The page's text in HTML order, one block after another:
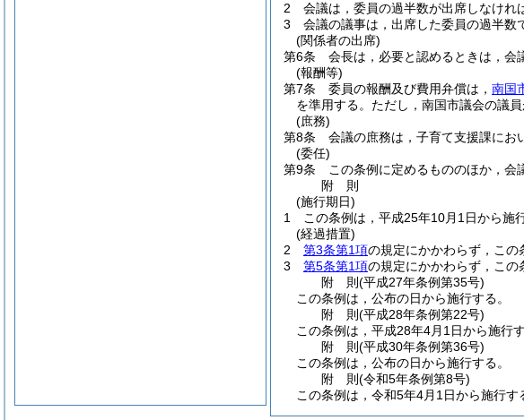
2
会議は，委員の過半数が出席しなけれ
3
会議の議事は，出席した委員の過半数
(関係者の出席)
第6条
会長は，必要と認めるときは，会
(報酬等)
第7条
委員の報酬及び費用弁償は， 南国
を準用する。 ただし，南国市議会の議
(庶務)
第8条
会議の庶務は，子育て支援課にお
(委任)
第9条
この条例に定めるもののほか，会
附 則
(施行期日)
1
この条例は，平成25年10月1日から施
(経過措置)
2
第3条第1項の規定にかかわらず，この
3
第5条第1項の規定にかかわらず，この
附 則(平成27年条例第35号)
この条例は，公布の日から施行する。
附 則(平成28年条例第22号)
この条例は，平成28年4月1日から施行す
附 則(平成30年条例第36号)
この条例は，公布の日から施行する。
附 則(令和5年条例第8号)
この条例は，令和5年4月1日から施行す